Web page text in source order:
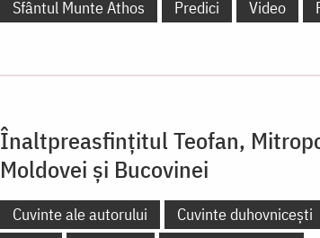
Sfântul Munte Athos
Predici Video
Înaltpreasfințitul Teofan,
Moldovei și Bucovinei
Cuvinte ale autorului Cuvinte duhovnicești